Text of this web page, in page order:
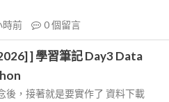
時前 0個留言
] 學習筆記 Day3 Data
後，接著就是要實作了 資料下載